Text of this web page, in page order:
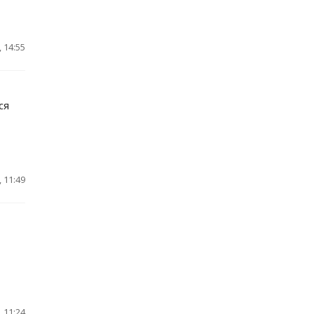
14:55
11:49